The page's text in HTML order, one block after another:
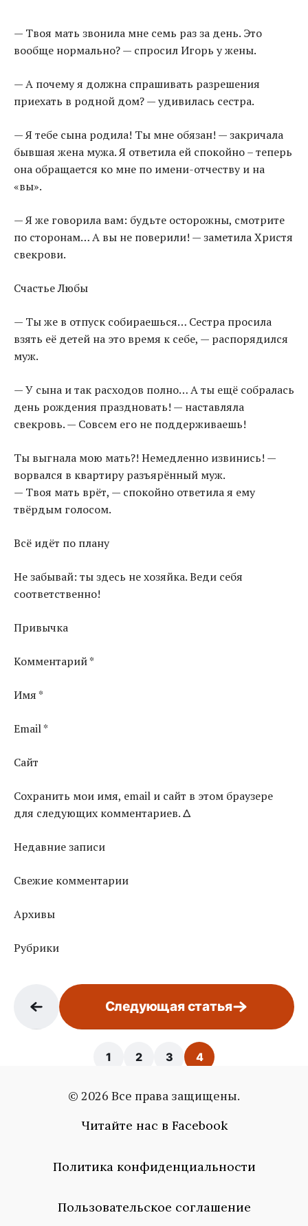
— Твоя мать звонила мне семь раз за день. Это
вообще нормально? — спросил Игорь у жены.
— А почему я должна спрашивать разрешения
приехать в родной дом? — удивилась сестра.
— Я тебе сына родила! Ты мне обязан! — закричала
бывшая жена мужа. Я ответила ей спокойно – теперь
она обращается ко мне по имени-отчеству и на
«вы».
— Я же говорила вам: будьте осторожны, смотрите
по сторонам… А вы не поверили! — заметила Христя
свекрови.
Счастье Любы
— Ты же в отпуск собираешься… Сестра просила
взять её детей на это время к себе, — распорядился
муж.
— У сына и так расходов полно… А ты ещё собралась
день рождения праздновать! — наставляла
свекровь. — Совсем его не поддерживаешь!
Ты выгнала мою мать?! Немедленно извинись! —
ворвался в квартиру разъярённый муж.
— Твоя мать врёт, — спокойно ответила я ему
твёрдым голосом.
Всё идёт по плану
Не забывай: ты здесь не хозяйка. Веди себя
соответственно!
Привычка
Комментарий *
Имя *
Email *
Сайт
Сохранить мои имя, email и сайт в этом браузере
для следующих комментариев. Δ
Недавние записи
Свежие комментарии
Архивы
Рубрики
Следующая статья
1 2 3 4
Страница: 4 / 4
© 2026 Все права защищены.
Читайте нас в Facebook
Политика конфиденциальности
Пользовательское соглашение